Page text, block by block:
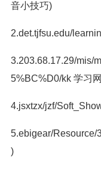
音小技巧)
2.det.tjfsu.edu/
3.203.68.17.29/mis/
5%BC%D0/kk 学习
4.jsxtzx/jzf/
5.ebigear/
)